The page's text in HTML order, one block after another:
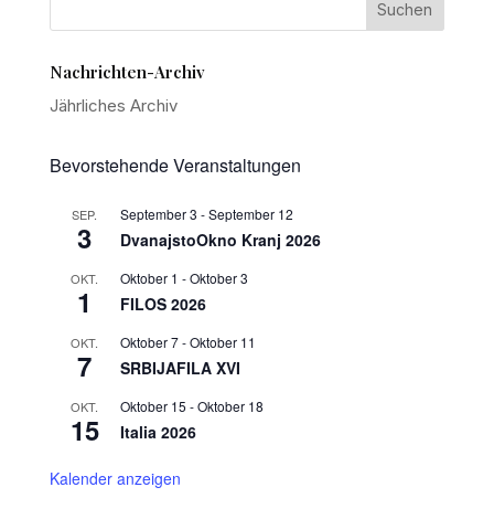
Nachrichten-Archiv
Jährliches Archiv
Bevorstehende Veranstaltungen
SEP.
3
September 3 -September 12
DvanajstoOkno Kranj 2026
OKT.
1
Oktober 1 -Oktober 3
FILOS 2026
OKT.
7
Oktober 7-Oktober 11
SRBIJAFILA XVI
OKT.
15
Oktober 15 -Oktober 18
Italia 2026
Kalender anzeigen